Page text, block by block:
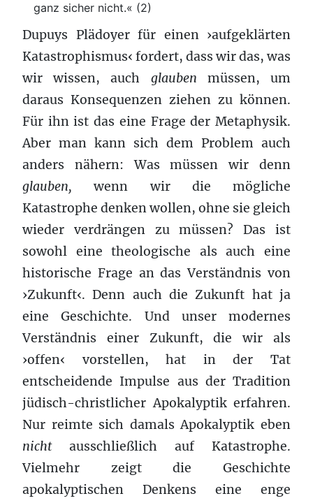
ganz sicher nicht.« (2)
Dupuys Plädoyer für einen ›aufgeklärten
Katastrophismus‹ fordert, dass wir das, was
wir wissen, auch glauben müssen, um
daraus Konsequenzen ziehen zu können.
Für ihn ist das eine Frage der Metaphysik.
Aber man kann sich dem Problem auch
anders nähern: Was müssen wir denn
glauben, wenn wir die mögliche
Katastrophe denken wollen, ohne sie gleich
wieder verdrängen zu müssen? Das ist
sowohl eine theologische als auch eine
historische Frage an das Verständnis von
›Zukunft‹. Denn auch die Zukunft hat ja
eine Geschichte. Und unser modernes
Verständnis einer Zukunft, die wir als
›offen‹ vorstellen, hat in der Tat
entscheidende Impulse aus der Tradition
jüdisch-christlicher Apokalyptik erfahren.
Nur reimte sich damals Apokalyptik eben
nicht ausschließlich auf Katastrophe.
Vielmehr zeigt die Geschichte
apokalyptischen Denkens eine enge